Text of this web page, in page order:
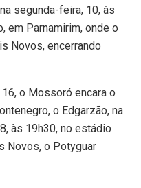
segunda-feira, 10, às
em Parnamirim, onde o
Novos, encerrando
o Mossoró encara o
o Edgarzão, na
às 19h30, no estádio
Novos, o Potyguar